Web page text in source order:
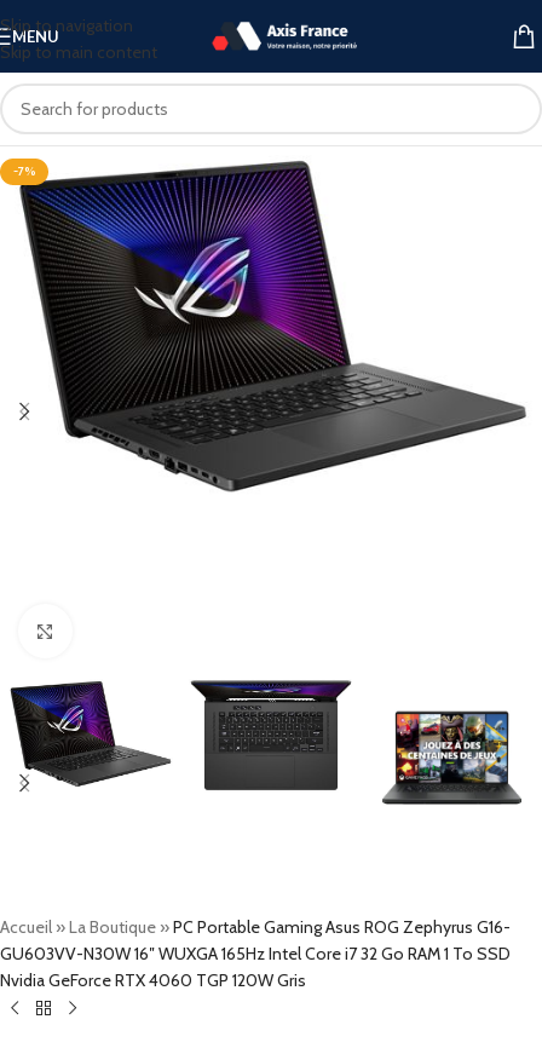
Skip to navigation
Skip to main content
MENU
-7%
Accueil »La Boutique »PC Portable Gaming Asus ROG Zephyrus G16-
GU603VV-N30W 16″ WUXGA 165Hz Intel Core i7 32 Go RAM 1 To SSD
Nvidia GeForce RTX 4060 TGP 120W Gris